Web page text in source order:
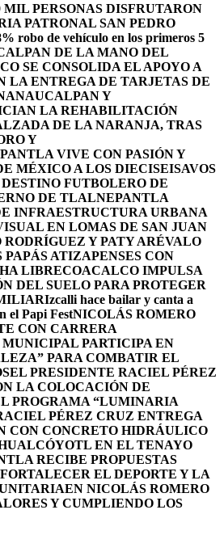
MIL PERSONAS DISFRUTARON
PATRONAL SAN PEDRO
robo de vehículo en los primeros 5
DE LA MANO DEL
SE CONSOLIDA EL APOYO A
LA ENTREGA DE TARJETAS DE
NAUCALPAN Y
LA REHABILITACIÓN
DE LA NARANJA, TRAS
Y
VIVE CON PASIÓN Y
MÉXICO A LOS DIECISEISAVOS
FUTBOLERO DE
DE TLALNEPANTLA
INFRAESTRUCTURA URBANA
EN LOMAS DE SAN JUAN
RODRÍGUEZ Y PATY ARÉVALO
ATIZAPENSES CON
LIBRECOACALCO IMPULSA
DEL SUELO PARA PROTEGER
Izcalli hace bailar y canta a
el Papi FestNICOLÁS ROMERO
CON CARRERA
PARTICIPA EN
PARA COMBATIR EL
EL PRESIDENTE RACIEL PÉREZ
LA COLOCACIÓN DE
PROGRAMA “LUMINARIA
PÉREZ CRUZ ENTREGA
CON CONCRETO HIDRÁULICO
EN EL TENAYO
RECIBE PROPUESTAS
EL DEPORTE Y LA
EN NICOLÁS ROMERO
Y CUMPLIENDO LOS